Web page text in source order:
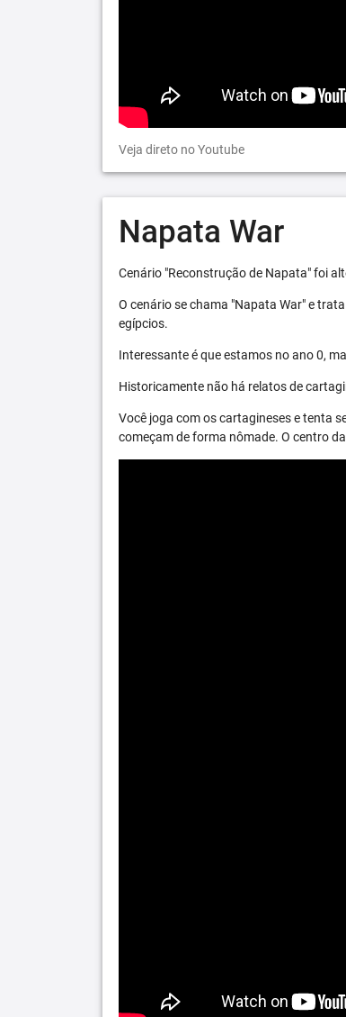
Veja direto no Youtube
Napata War
Cenário "Reconstrução de Napata" foi
O cenário se chama "Napata War" e
egípcios.
Interessante é que estamos no ano 0,
Historicamente não há relatos de
Você joga com os cartagineses e tenta
começam de forma nômade. O centro